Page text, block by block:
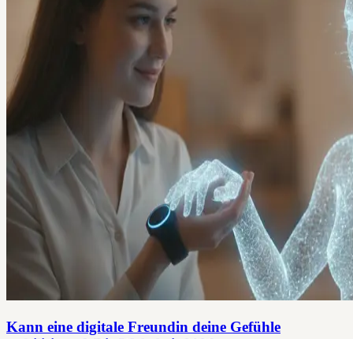
Kann eine digitale Freundin deine Gefühle